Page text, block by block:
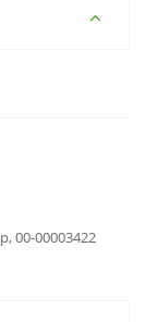
00-00003422